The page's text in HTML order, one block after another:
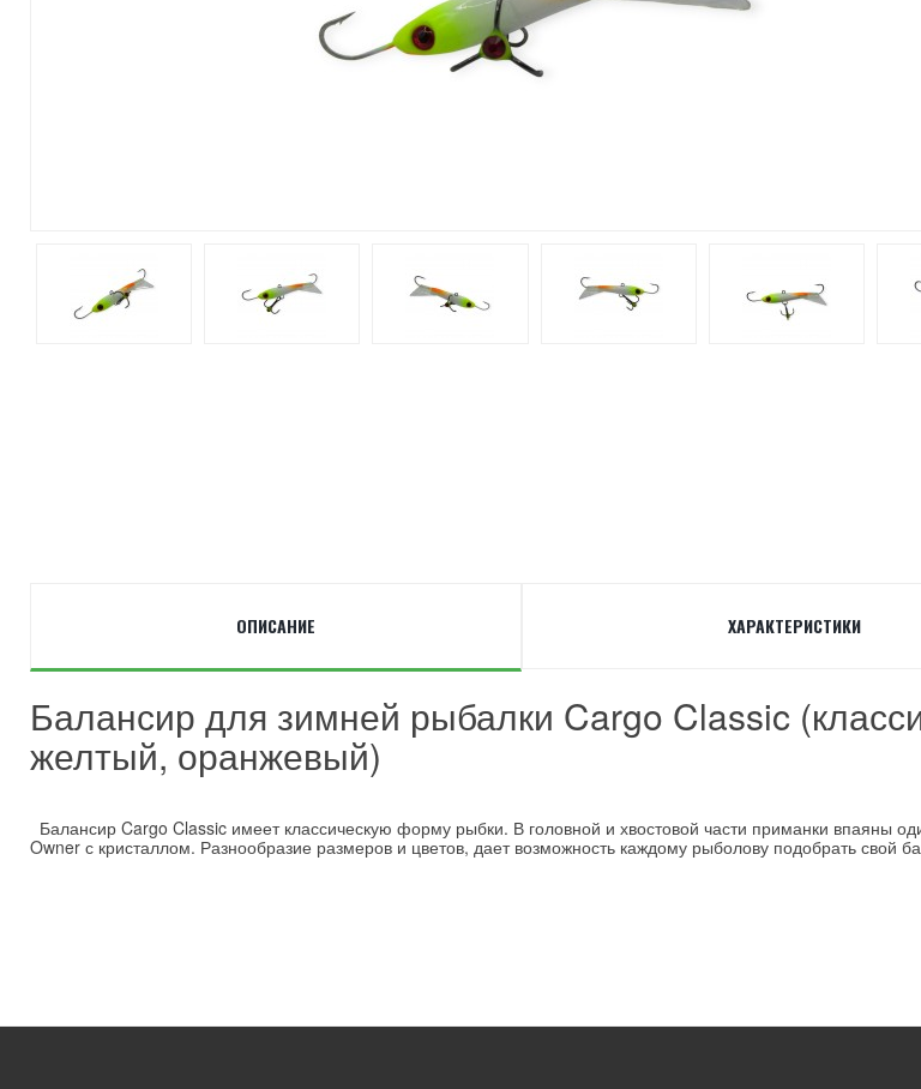
ОПИСАНИЕ ХАРАКТЕРИСТИКИ
Балансир для зимней рыбалки Cargo Classic
желтый, оранжевый)
Балансир Cargo Classic имеет классическую форму рыбки. В головной и хвостовой части приманки впаяны
Owner с кристаллом. Разнообразие размеров и цветов, дает возможность каждому рыболову подобрать свой